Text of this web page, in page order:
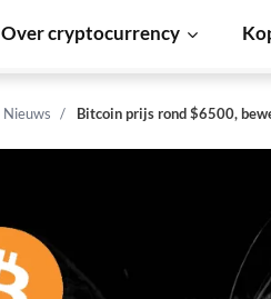
Over cryptocurrency
Nieuws Bitcoin prijs rond $6500,